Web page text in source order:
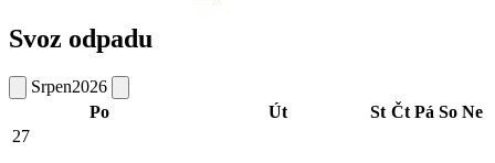
Svoz odpadu
Srpen2026
Po
Út St Čt Pá So Ne
27